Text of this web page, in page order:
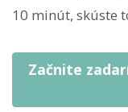
10 minút, skúste
Začnite